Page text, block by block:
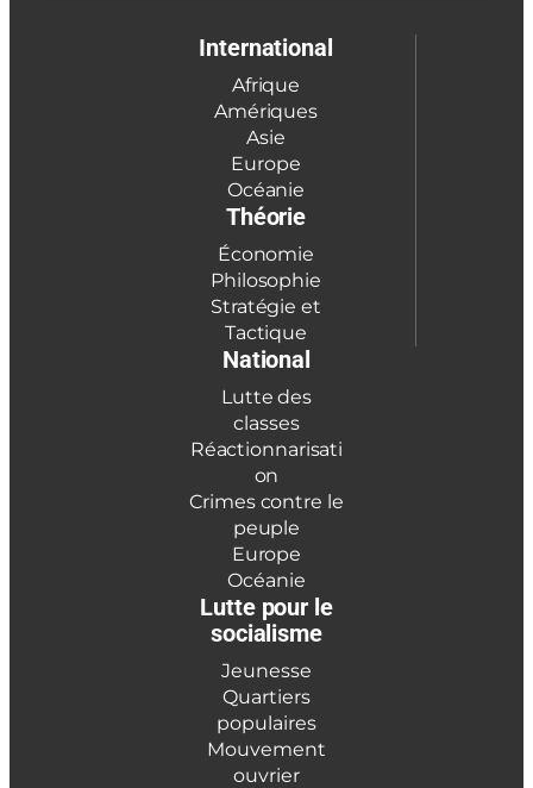
International
Afrique
Amériques
Asie
Europe
Océanie
Théorie
Économie
Philosophie
Stratégie et
Tactique
National
Lutte des
classes
Réactionnarisati
on
Crimes contre le
peuple
Europe
Océanie
Lutte pour le
socialisme
Jeunesse
Quartiers
populaires
Mouvement
ouvrier